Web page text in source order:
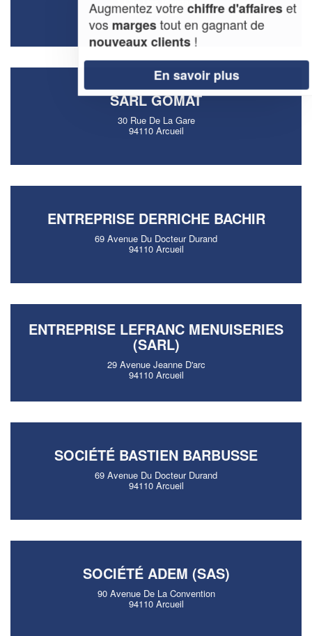
94110 Arcueil
SARL GOMAT
30 Rue De La Gare
94110 Arcueil
ENTREPRISE DERRICHE BACHIR
69 Avenue Du Docteur Durand
94110 Arcueil
ENTREPRISE LEFRANC MENUISERIES
(SARL)
29 Avenue Jeanne D'arc
94110 Arcueil
SOCIÉTÉ BASTIEN BARBUSSE
69 Avenue Du Docteur Durand
94110 Arcueil
SOCIÉTÉ ADEM (SAS)
90 Avenue De La Convention
94110 Arcueil
Augmentez votrechiffre d'affaireset
vos margestout en gagnant de
nouveaux clients!
En savoir plus